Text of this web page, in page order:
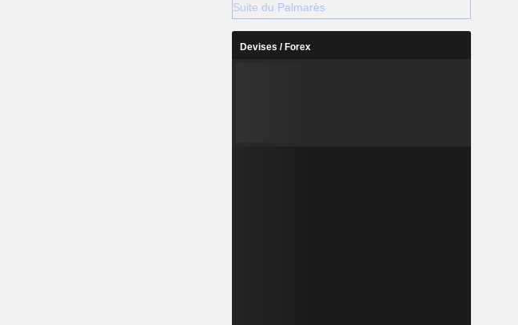
Suite du Palmarès
Devises / Forex